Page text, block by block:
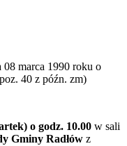
08 marca 1990 roku o
40 z późn. zm)
o godz. 10.00 w sali
Gminy Radłów z